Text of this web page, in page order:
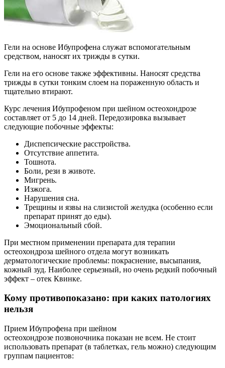
Гели на основе Ибупрофена служат вспомогательным
средством, наносят их трижды в сутки.
Гели на его основе также эффективны. Наносят средства
трижды в сутки тонким слоем на пораженную область и
тщательно втирают.
Курс лечения Ибупрофеном при шейном остеохондрозе
составляет от 5 до 14 дней. Передозировка вызывает
следующие побочные эффекты:
Диспепсические расстройства.
Отсутствие аппетита.
Тошнота.
Боли, рези в животе.
Мигрень.
Изжога.
Нарушения сна.
Трещины и язвы на слизистой желудка (особенно если
препарат принят до еды).
Эмоциональный сбой.
При местном применении препарата для терапии
остеохондроза шейного отдела могут возникать
дерматологические проблемы: покраснение, высыпания,
кожный зуд. Наиболее серьезный, но очень редкий побочный
эффект – отек Квинке.
Кому противопоказано: при каких патологиях
нельзя
Прием Ибупрофена при шейном
остеохондрозе позвоночника показан не всем. Не стоит
использовать препарат (в таблетках, гель можно) следующим
группам пациентов: